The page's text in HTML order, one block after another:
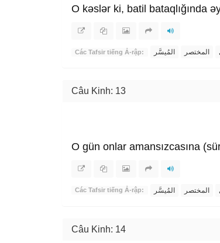
O kəslər ki, batil bataqlığında
Các Tafsir tiếng Ả-rập: المُيسَّر المختصر
Câu Kinh: 13
O gün onlar amansızcasına
Các Tafsir tiếng Ả-rập: المُيسَّر المختصر
Câu Kinh: 14